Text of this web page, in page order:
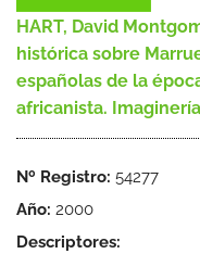
HART, David
histórica sobre
españolas de la
africanista.
Nº Registro: 54277
Año: 2000
Descriptores: